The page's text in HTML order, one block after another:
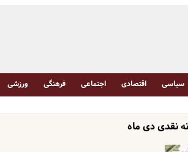
سیاسی اقتصادی اجتماعی فرهنگی ورزشی
نقدی دی ماه